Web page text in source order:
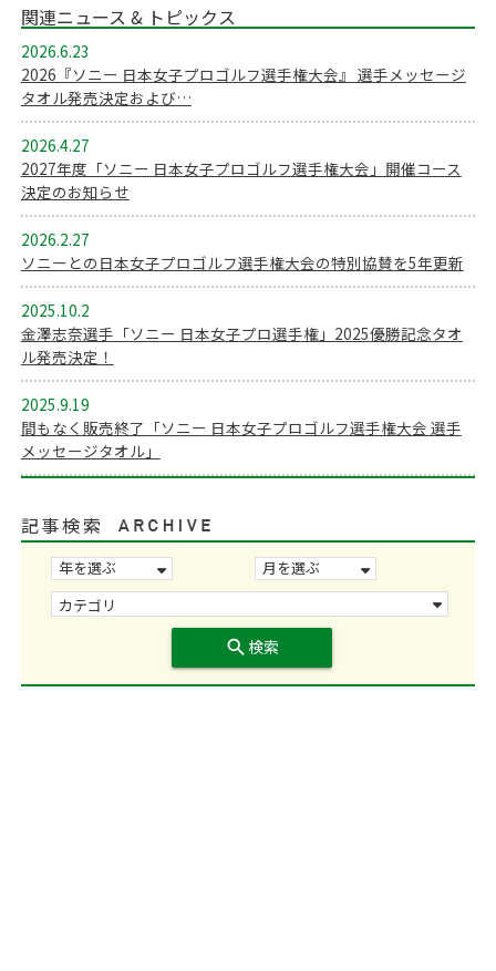
関連ニュース & トピックス
2026.6.23
2026『ソニー 日本女子プロゴルフ選手権大会』 選手メッセージ
タオル発売決定および…
2026.4.27
2027年度「ソニー 日本女子プロゴルフ選手権大会」開催コース
決定のお知らせ
2026.2.27
ソニーとの日本女子プロゴルフ選手権大会の特別協賛を5年更新
2025.10.2
金澤志奈選手「ソニー 日本女子プロ選手権」2025優勝記念タオ
ル発売決定！
2025.9.19
間もなく販売終了「ソニー 日本女子プロゴルフ選手権大会 選手
メッセージタオル」
記事検索
search検索